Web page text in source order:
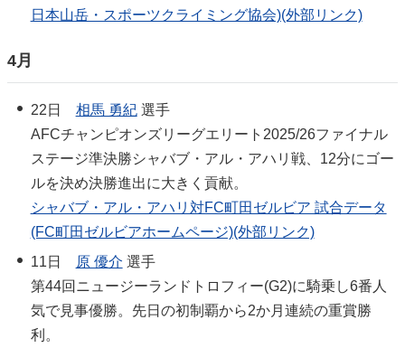
日本山岳・スポーツクライミング協会)(外部リンク)
4月
22日 相馬 勇紀選手
AFCチャンピオンズリーグエリート2025/26ファイナル
ステージ準決勝シャバブ・アル・アハリ戦、12分にゴー
ルを決め決勝進出に大きく貢献。
シャバブ・アル・アハリ対FC町田ゼルビア 試合データ
(FC町田ゼルビアホームページ)(外部リンク)
11日
原 優介 選手
第44回ニュージーランドトロフィー(G2)に騎乗し6番人
気で見事優勝。先日の初制覇から2か月連続の重賞勝
利。